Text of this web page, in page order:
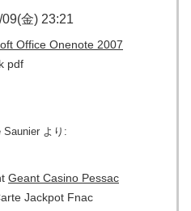
金) 23:21
Office Onenote 2007
pdf
Saunier より:
Geant Casino Pessac
Jackpot Fnac